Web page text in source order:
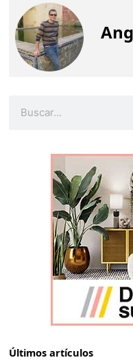
Últimos artículos